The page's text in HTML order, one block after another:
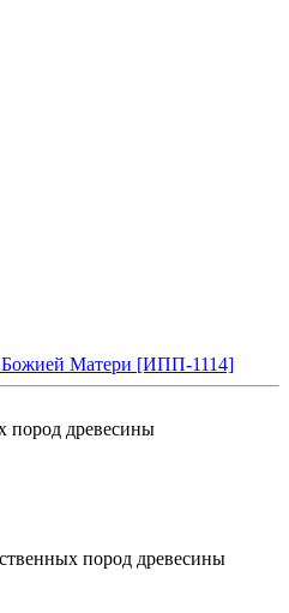
Божией Матери [ИПП-1114]
пород древесины
пород древесины